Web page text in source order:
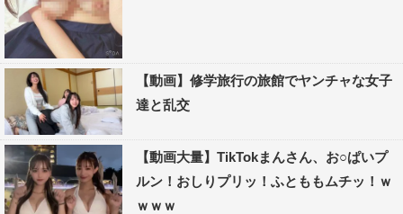
【動画】修学旅行の旅館でヤンチャな女子
達と乱交
【動画大量】TikTokまんさん、お○ぱいプ
ルン！おしりプリッ！ふとももムチッ！ｗ
ｗｗｗ